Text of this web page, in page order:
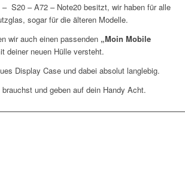
S20 – A72 – Note20 besitzt, wir haben für alle
sogar für die älteren Modelle.
wir auch einen passenden „Moin Mobile
deiner neuen Hülle versteht.
Display Case und dabei absolut langlebig.
und geben auf dein Handy Acht.